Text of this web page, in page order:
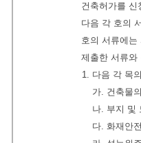
건축허가를
다음 각 호의
호의 서류에
제출한 서류와
1. 다음 각 목
가. 건축물
나. 부지 및
다. 화재안